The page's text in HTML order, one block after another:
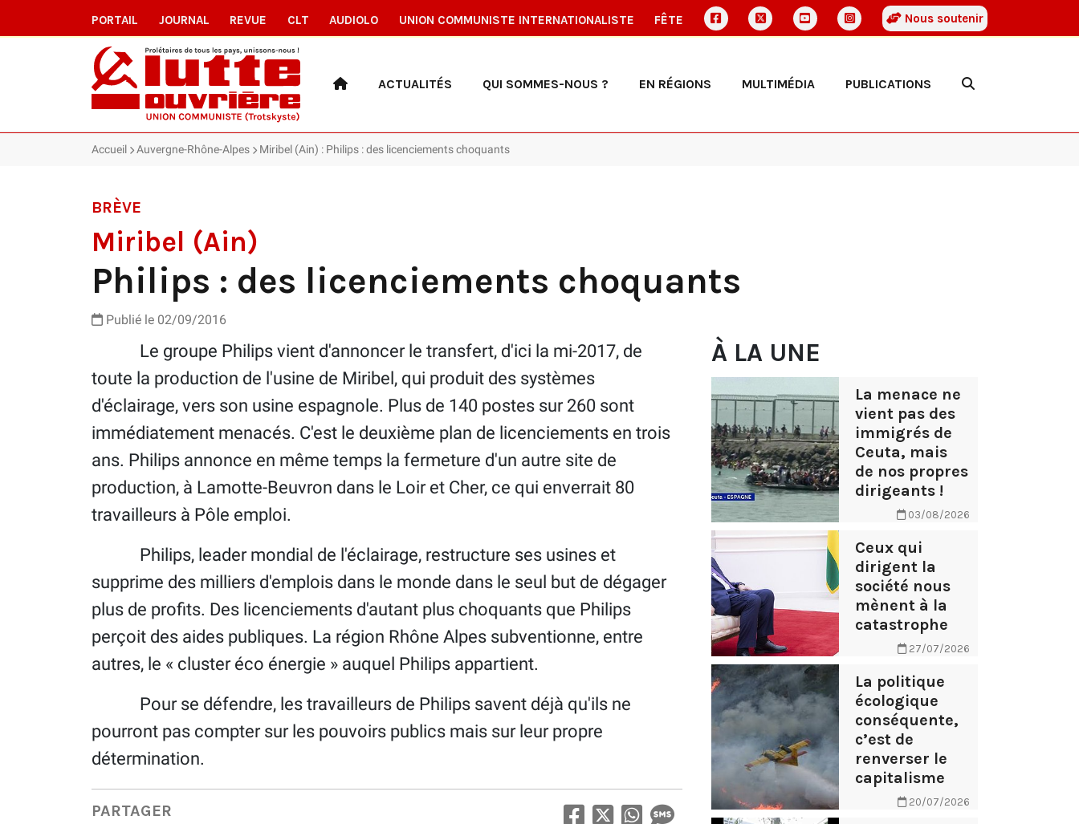
PORTAIL JOURNAL REVUE CLT AUDIOLO UNION COMMUNISTE INTERNATIONALISTE FÊTE Nous soutenir
ACTUALITÉS QUI SOMMES-NOUS ? EN RÉGIONS MULTIMÉDIA PUBLICATIONS
Accueil Auvergne-Rhône-Alpes Miribel (Ain) : Philips : des licenciements choquants
BRÈVE
Miribel (Ain)
Philips : des licenciements choquants
Publié le 02/09/2016
Le groupe Philips vient d'annoncer le transfert, d'ici la mi-2017, de
toute la production de l'usine de Miribel, qui produit des systèmes
d'éclairage, vers son usine espagnole. Plus de 140 postes sur 260 sont
immédiatement menacés. C'est le deuxième plan de licenciements en trois
ans. Philips annonce en même temps la fermeture d'un autre site de
production, à Lamotte-Beuvron dans le Loir et Cher, ce qui enverrait 80
travailleurs à Pôle emploi.
Philips, leader mondial de l'éclairage, restructure ses usines et
supprime des milliers d'emplois dans le monde dans le seul but de dégager
plus de profits. Des licenciements d'autant plus choquants que Philips
perçoit des aides publiques. La région Rhône Alpes subventionne, entre
autres, le « cluster éco énergie » auquel Philips appartient.
Pour se défendre, les travailleurs de Philips savent déjà qu'ils ne
pourront pas compter sur les pouvoirs publics mais sur leur propre
détermination.
PARTAGER
À LA UNE
La menace ne
vient pas des
immigrés de
Ceuta, mais
de nos propres
dirigeants !
03/08/2026
Ceux qui
dirigent la
société nous
mènent à la
catastrophe
27/07/2026
La politique
écologique
conséquente,
c’est de
renverser le
capitalisme
20/07/2026